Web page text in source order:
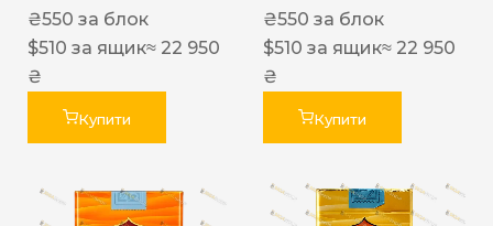
₴550 за блок
$510 за ящик≈ 22 950
₴
Купити
₴550 за блок
$510 за ящик≈ 22 950
₴
Купити